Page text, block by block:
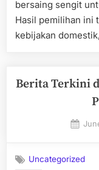
bersaing sengit
Hasil pemilihan ini
kebijakan
Berita Terkini
Uncategorized